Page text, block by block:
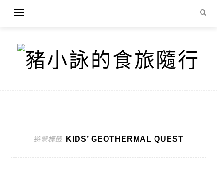
遊覽標籤 KIDS’ GEOTHERMAL QUEST